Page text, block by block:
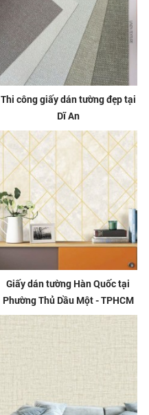
Thi công giấy dán tường đẹp tại
Dĩ An
Giấy dán tường Hàn Quốc tại
Phường Thủ Dầu Một - TPHCM